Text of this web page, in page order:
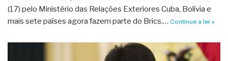
(17) pelo Ministério das Relações Exteriores Cuba, Bolívia e
mais sete países agora fazem parte do Brics.… Continue a ler »